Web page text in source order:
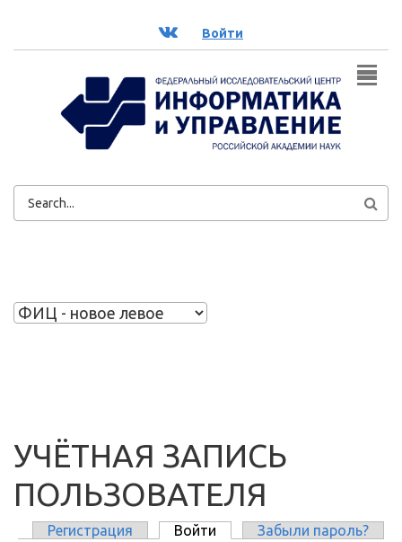
ВК Войти
ФОРМА
УЧЁТНАЯ ЗАПИСЬ
ПОЛЬЗОВАТЕЛЯ
Регистрация Войти (активная вкладка)
Забыли пароль?